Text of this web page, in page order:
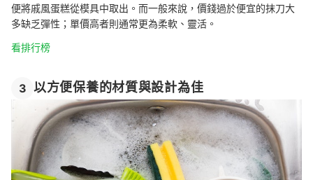
便將戚風蛋糕從模具中取出。而一般來說，價錢過於便宜的抹刀大
多缺乏彈性；單價高者則通常更為柔軟、靈活。
看排行榜
3 以方便保養的材質與設計為佳